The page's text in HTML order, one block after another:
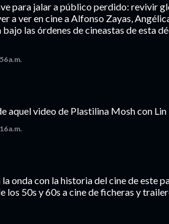
para jalar a público perdido: revivir
a ver en cine a Alfonso Zayas,
bajo las órdenes de cineastas de esta
a.m.
aquel video de Plastilina Mosh con Lin
a.m.
onda con la historia del cine de este
los 50s y 60s a cine de ficheras y